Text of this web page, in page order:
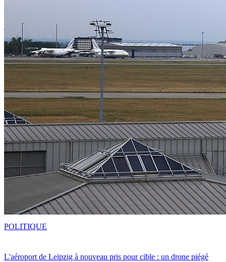
L'aéroport de Leipzig à nouveau pris pour cible : un drone piégé
POLITIQUE